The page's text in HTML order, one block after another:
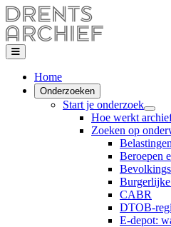
Home
Onderzoeken
Start je onderzoek
Hoe werkt
Zoeken op
Belastingen
Beroepen
Burgerlijke
CABR
DTOB-
E-depot: